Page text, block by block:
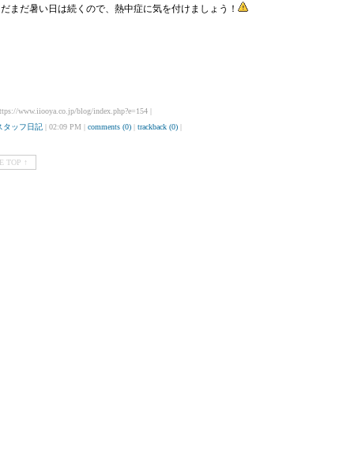
だまだ暑い日は続くので、熱中症に気を付けましょう！
www.iiooya.co.jp/blog/index.php?e=154 |
タッフ日記 | 02:09 PM | comments (0) | trackback (0) |
TOP ↑